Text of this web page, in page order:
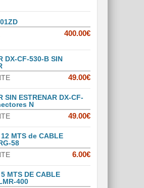
400.00€
DX-CF-530-B SIN
49.00€
SIN ESTRENAR DX-CF-
N
49.00€
MTS de CABLE
58
6.00€
MTS DE CABLE
400